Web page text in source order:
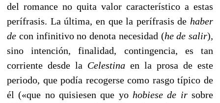
del romance no quita valor característico a estas
perífrasis. La última, en que la perífrasis de haber
de con infinitivo no denota necesidad (he de salir),
sino intención, finalidad, contingencia, es tan
corriente desde la Celestina en la pro­sa de este
periodo, que podía recogerse como rasgo típico de
él («que no quisiesen que yo hobiese de ir sobre